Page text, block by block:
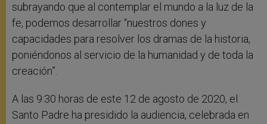
subrayando que al contemplar el mundo a la luz de la
fe, podemos desarrollar “nuestros dones y
capacidades para resolver los dramas de la historia,
poniéndonos al servicio de la humanidad y de toda la
creación”.
A las 9:30 horas de este 12 de agosto de 2020, el
Santo Padre ha presidido la audiencia, celebrada en